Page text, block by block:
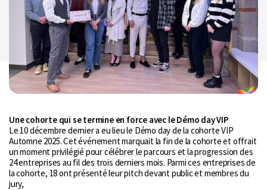
Une cohorte qui se termine en force avec le Démo day VIP
Le 10 décembre dernier a eu lieu le Démo day de la cohorte VIP
Automne 2025. Cet événement marquait la fin de la cohorte et offrait
un moment privilégié pour célébrer le parcours et la progression des
24 entreprises au fil des trois derniers mois. Parmi ces entreprises de
la cohorte, 18 ont présenté leur pitch devant public et membres du
jury,